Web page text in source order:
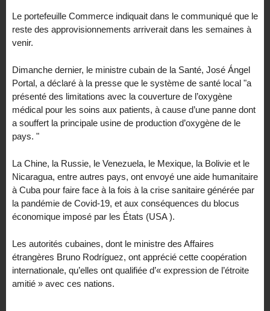
Le portefeuille Commerce indiquait dans le communiqué que le
reste des approvisionnements arriverait dans les semaines à
venir.
Dimanche dernier, le ministre cubain de la Santé, José Ángel
Portal, a déclaré à la presse que le système de santé local "a
présenté des limitations avec la couverture de l’oxygène
médical pour les soins aux patients, à cause d’une panne dont
a souffert la principale usine de production d’oxygène de le
pays. "
La Chine, la Russie, le Venezuela, le Mexique, la Bolivie et le
Nicaragua, entre autres pays, ont envoyé une aide humanitaire
à Cuba pour faire face à la fois à la crise sanitaire générée par
la pandémie de Covid-19, et aux conséquences du blocus
économique imposé par les États (USA ).
Les autorités cubaines, dont le ministre des Affaires
étrangères Bruno Rodríguez, ont apprécié cette coopération
internationale, qu’elles ont qualifiée d’« expression de l’étroite
amitié » avec ces nations.